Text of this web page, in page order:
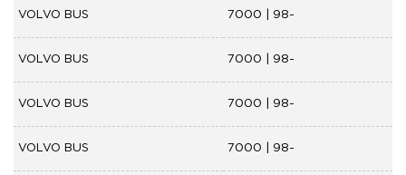
VOLVO BUS 7000 | 98-
VOLVO BUS 7000 | 98-
VOLVO BUS 7000 | 98-
VOLVO BUS 7000 | 98-